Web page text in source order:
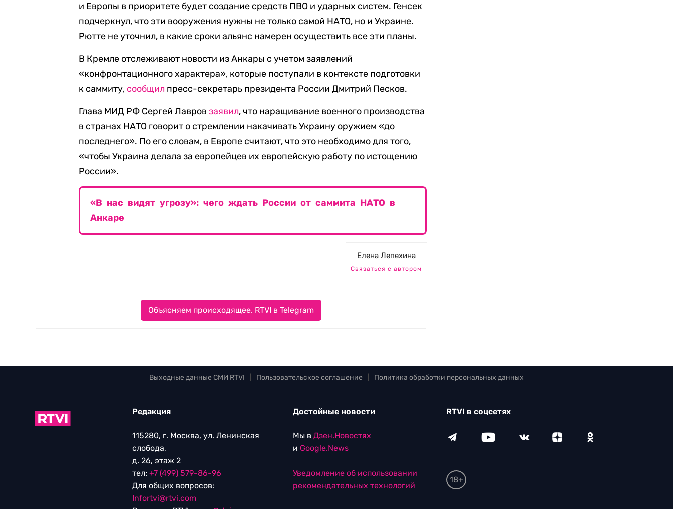
и Европы в приоритете будет создание средств ПВО и ударных систем. Генсек
подчеркнул, что эти вооружения нужны не только самой НАТО, но и Украине.
Рютте не уточнил, в какие сроки альянс намерен осуществить все эти планы.
В Кремле отслеживают новости из Анкары с учетом заявлений
«конфронтационного характера», которые поступали в контексте подготовки
к саммиту, сообщил пресс-секретарь президента России Дмитрий Песков.
Глава МИД РФ Сергей Лавровзаявил, что наращивание военного производства
в странах НАТО говорит о стремлении накачивать Украину оружием «до
последнего». По его словам, в Европе считают, что это необходимо для того,
«чтобы Украина делала за европейцев их европейскую работу по истощению
России».
«В нас видят угрозу»: чего ждать России от саммита НАТО в
Анкаре
Елена Лепехина
Связаться с автором
Объясняем происходящее. RTVI в Telegram
Выходные данные СМИ RTVI Пользовательское соглашение Политика обработки персональных данных
Редакция
115280, г. Москва, ул. Ленинская
слобода,
д. 26, этаж 2
тел: +7 (499) 579-86-96
Для общих вопросов:
Infortvi@rtvi.com
Достойные новости
Мы в Дзен.Новостях
и Google.News
Уведомление об использовании
рекомендательных технологий
RTVI в соцсетях
18+